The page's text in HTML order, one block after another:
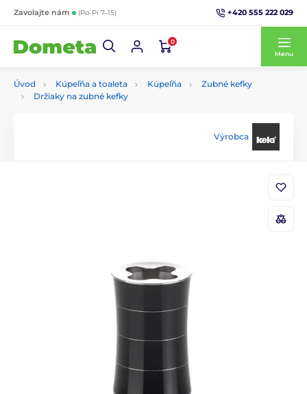
Zavolajte nám (Po-Pi 7-15) +420 555 222 029
0
Menu
Úvod Kúpeľňa a toaleta Kúpeľňa
Zubné kefky
Držiaky na zubné kefky
Výrobca